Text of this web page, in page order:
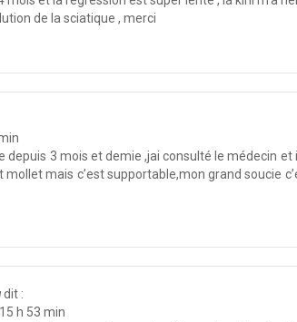
de la sciatique , merci
depuis 3 mois et demie ,jai consulté le médecin
mais c’est supportable,mon grand soucie
dit :
h 53 min